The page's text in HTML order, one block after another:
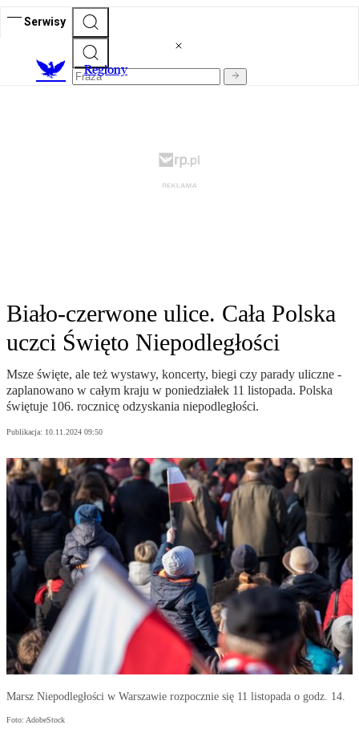
Serwisy
Regiony
Biało-czerwone ulice. Cała Polska
uczci Święto Niepodległości
Msze święte, ale też wystawy, koncerty, biegi czy parady uliczne -
zaplanowano w całym kraju w poniedziałek 11 listopada. Polska
świętuje 106. rocznicę odzyskania niepodległości.
Publikacja: 10.11.2024 09:50
Marsz Niepodległości w Warszawie rozpocznie się 11 listopada o godz. 14.
Foto: AdobeStock